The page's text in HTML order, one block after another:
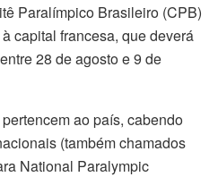
Paralímpico Brasileiro (CPB)
capital francesa, que deverá
28 de agosto e 9 de
ao país, cabendo
(também chamados
National Paralympic